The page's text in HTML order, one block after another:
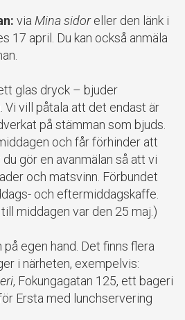
via Mina sidoreller den länk i
17 april. Du kan också anmäla
glas dryck – bjuder
Vi vill påtala att det endast är
på stämman som bjuds.
och får förhinder att
gör en avanmälan så att vi
och matsvinn. Förbundet
och eftermiddagskaffe.
middagen var den 25 maj.)
egen hand. Det finns flera
i närheten, exempelvis:
, Fokungagatan 125, ett bageri
Ersta med lunchservering